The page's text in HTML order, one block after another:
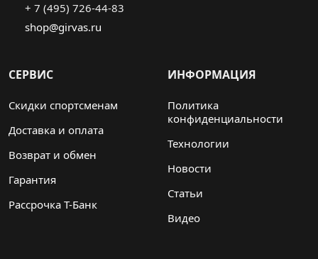
+ 7 (495) 726-44-83
shop@girvas.ru
СЕРВИС
Скидки спортсменам
Доставка и оплата
Возврат и обмен
Гарантия
Рассрочка Т-Банк
ИНФОРМАЦИЯ
Политика
конфиденциальности
Технологии
Новости
Статьи
Видео